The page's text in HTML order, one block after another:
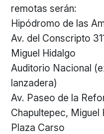
remotas serán:
Hipódromo de las
Av. del Conscripto
Miguel Hidalgo
Auditorio Nacional
lanzadera)
Av. Paseo de la
Chapultepec, Miguel
Plaza Carso